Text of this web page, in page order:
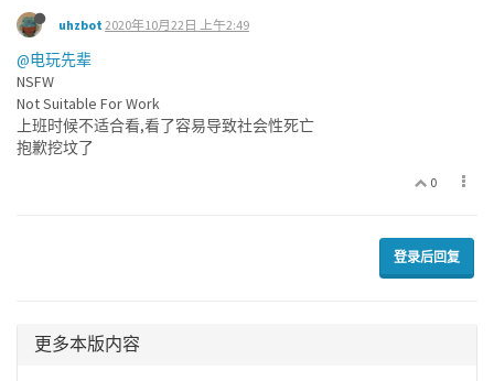
uhzbot 2020年10月22日 上午2:49
@电玩先辈
NSFW
Not Suitable For Work
上班时候不适合看,看了容易导致社会性死亡
抱歉挖坟了
0
登录后回复
更多本版内容